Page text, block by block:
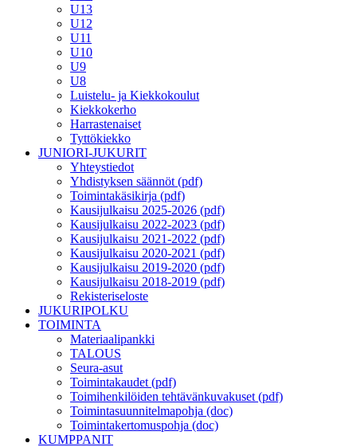
U13
U12
U11
U10
U9
U8
Luistelu- ja Kiekkokoulut
Kiekkokerho
Harrastenaiset
Tyttökiekko
JUNIORI-JUKURIT
Yhteystiedot
Yhdistyksen säännöt (pdf)
Toimintakäsikirja (pdf)
Kausijulkaisu 2025-2026 (pdf)
Kausijulkaisu 2022-2023 (pdf)
Kausijulkaisu 2021-2022 (pdf)
Kausijulkaisu 2020-2021 (pdf)
Kausijulkaisu 2019-2020 (pdf)
Kausijulkaisu 2018-2019 (pdf)
Rekisteriseloste
JUKURIPOLKU
TOIMINTA
Materiaalipankki
TALOUS
Seura-asut
Toimintakaudet (pdf)
Toimihenkilöiden tehtävänkuvakuset (pdf)
Toimintasuunnitelmapohja (doc)
Toimintakertomuspohja (doc)
KUMPPANIT